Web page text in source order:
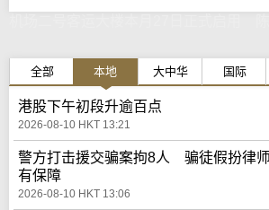
全部 本地 大中华 国际
港股下午初段升逾百点
2026-08-10 HKT 13:21
警方打击援交骗案拘8人 骗徒假扮律
有保障
2026-08-10 HKT 13:06